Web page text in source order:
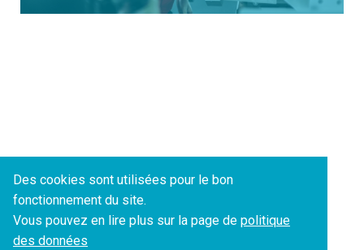
Des cookies sont utilisées pour le bon
fonctionnement du site.
Vous pouvez en lire plus sur la page de politique
des données